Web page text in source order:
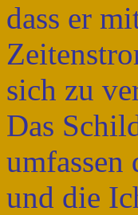
dass er
sich zu
Das
umfassen
und die